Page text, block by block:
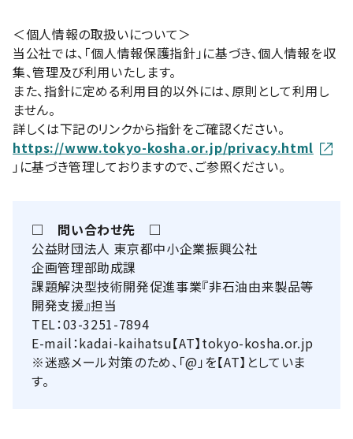
＜個人情報の取扱いについて＞
当公社では、「個人情報保護指針」に基づき、個人情報を収
集、管理及び利用いたします。
また、指針に定める利用目的以外には、原則として利用し
ません。
詳しくは下記のリンクから指針をご確認ください。
https://www.tokyo-kosha.or.jp/privacy.html
」に基づき管理しておりますので、ご参照ください。
□ 問い合わせ先 □
公益財団法人 東京都中小企業振興公社
企画管理部助成課
課題解決型技術開発促進事業『非石油由来製品等
開発支援』担当
TEL：03-3251-7894
E-mail：kadai-kaihatsu【AT】tokyo-kosha.or.jp
※迷惑メール対策のため、「@」を【AT】としていま
す。